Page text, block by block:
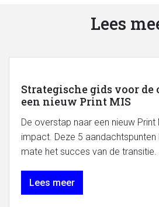
Lees
Strategische gids voor de
een nieuw Print MIS
De overstap naar een nieuw
impact. Deze 5 aandachtspunten
mate het succes van de transitie.
Lees meer